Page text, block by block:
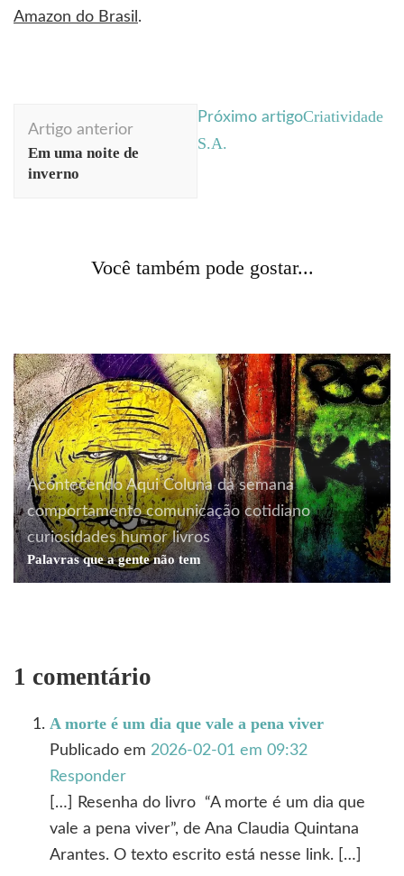
Amazon do Brasil .
Navegação
de
post
Artigo anterior
Em uma noite de
inverno
Próximo artigoCriatividade
S.A.
Você também pode gostar...
Romance veneziano
Acontecendo Aqui Coluna da semana
comportamento comunicação cotidiano
curiosidades humor livros
Palavras que a gente não tem
1 comentário
A morte é um dia que vale a pena viver
Publicado em 2026-02-01 em 09:32
Responder
[…] Resenha do livro “A morte é um dia que
vale a pena viver”, de Ana Claudia Quintana
Arantes. O texto escrito está nesse link. […]